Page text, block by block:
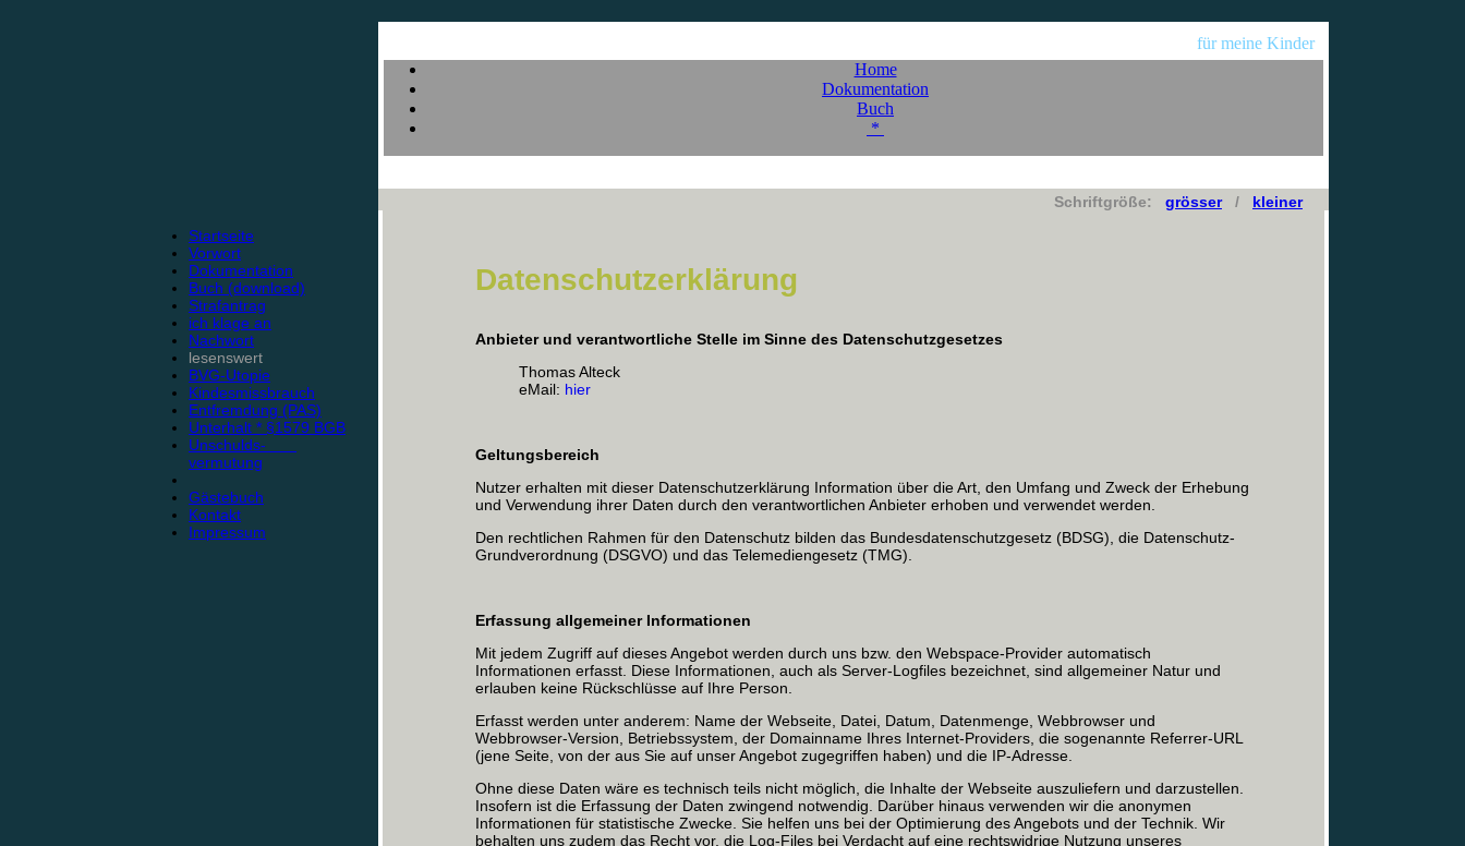
für meine Kinder
Home
Dokumentation
Buch
*
Startseite
Vorwort
Dokumentation
Buch (download)
Strafantrag
ich klage an
Nachwort
lesenswert
BVG-Utopie
Kindesmissbrauch
Entfremdung (PAS)
Unterhalt * §1579 BGB
Unschulds-
vermutung
Gästebuch
Kontakt
Impressum
Schriftgröße: grösser/ kleiner
Datenschutzerklärung
Anbieter und verantwortliche Stelle im Sinne des Datenschutzgesetzes
Thomas Alteck
eMail: hier
Geltungsbereich
Nutzer erhalten mit dieser Datenschutzerklärung Information über die Art, den Umfang und Zweck der Erhebung
und Verwendung ihrer Daten durch den verantwortlichen Anbieter erhoben und verwendet werden.
Den rechtlichen Rahmen für den Datenschutz bilden das Bundesdatenschutzgesetz (BDSG), die Datenschutz-
Grundverordnung (DSGVO) und das Telemediengesetz (TMG).
Erfassung allgemeiner Informationen
Mit jedem Zugriff auf dieses Angebot werden durch uns bzw. den Webspace-Provider automatisch
Informationen erfasst. Diese Informationen, auch als Server-Logfiles bezeichnet, sind allgemeiner Natur und
erlauben keine Rückschlüsse auf Ihre Person.
Erfasst werden unter anderem: Name der Webseite, Datei, Datum, Datenmenge, Webbrowser und
Webbrowser-Version, Betriebssystem, der Domainname Ihres Internet-Providers, die sogenannte Referrer-URL
(jene Seite, von der aus Sie auf unser Angebot zugegriffen haben) und die IP-Adresse.
Ohne diese Daten wäre es technisch teils nicht möglich, die Inhalte der Webseite auszuliefern und darzustellen.
Insofern ist die Erfassung der Daten zwingend notwendig. Darüber hinaus verwenden wir die anonymen
Informationen für statistische Zwecke. Sie helfen uns bei der Optimierung des Angebots und der Technik. Wir
behalten uns zudem das Recht vor, die Log-Files bei Verdacht auf eine rechtswidrige Nutzung unseres